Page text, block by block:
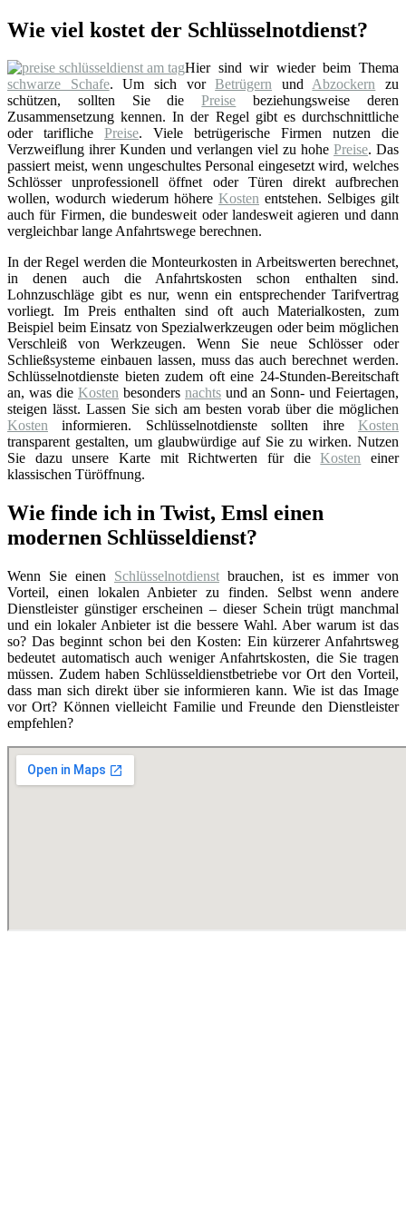
Wie viel kostet der Schlüsselnotdienst?
Hier sind wir wieder beim Thema
schwarze Schafe. Um sich vorBetrügern undAbzockern zu
schützen, sollten Sie diePreise beziehungsweise deren
Zusammensetzung kennen. In der Regel gibt es durchschnittliche
oder tarifliche Preise. Viele betrügerische Firmen nutzen die
Verzweiflung ihrer Kunden und verlangen viel zu hohe Preise. Das
passiert meist, wenn ungeschultes Personal eingesetzt wird, welches
Schlösser unprofessionell öffnet oder Türen direkt aufbrechen
wollen, wodurch wiederum höhere Kosten entstehen. Selbiges gilt
auch für Firmen, die bundesweit oder landesweit agieren und dann
vergleichbar lange Anfahrtswege berechnen.
In der Regel werden die Monteurkosten in Arbeitswerten berechnet,
in denen auch die Anfahrtskosten schon enthalten sind.
Lohnzuschläge gibt es nur, wenn ein entsprechender Tarifvertrag
vorliegt. Im Preis enthalten sind oft auch Materialkosten, zum
Beispiel beim Einsatz von Spezialwerkzeugen oder beim möglichen
Verschleiß von Werkzeugen. Wenn Sie neue Schlösser oder
Schließsysteme einbauen lassen, muss das auch berechnet werden.
Schlüsselnotdienste bieten zudem oft eine 24-Stunden-Bereitschaft
an, was die Kosten besonders nachts und an Sonn- und Feiertagen,
steigen lässt. Lassen Sie sich am besten vorab über die möglichen
Kosten informieren. Schlüsselnotdienste sollten ihre Kosten
transparent gestalten, um glaubwürdige auf Sie zu wirken. Nutzen
Sie dazu unsere Karte mit Richtwerten für dieKosten einer
klassischen Türöffnung.
Wie finde ich in Twist, Emsl einen
modernen Schlüsseldienst?
Wenn Sie einen Schlüsselnotdienst brauchen, ist es immer von
Vorteil, einen lokalen Anbieter zu finden. Selbst wenn andere
Dienstleister günstiger erscheinen – dieser Schein trügt manchmal
und ein lokaler Anbieter ist die bessere Wahl. Aber warum ist das
so? Das beginnt schon bei den Kosten: Ein kürzerer Anfahrtsweg
bedeutet automatisch auch weniger Anfahrtskosten, die Sie tragen
müssen. Zudem haben Schlüsseldienstbetriebe vor Ort den Vorteil,
dass man sich direkt über sie informieren kann. Wie ist das Image
vor Ort? Können vielleicht Familie und Freunde den Dienstleister
empfehlen?